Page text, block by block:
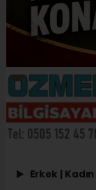
Erkek | Kadın